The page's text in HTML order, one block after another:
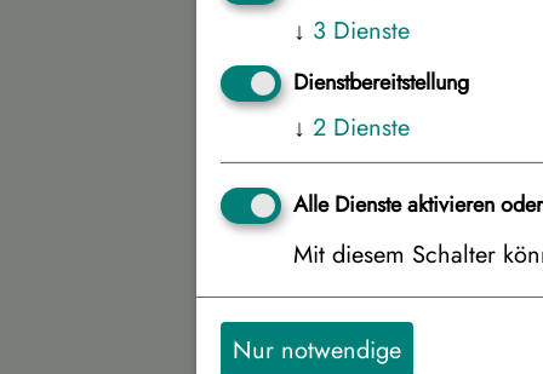
Frankfurt
Bitte wählen Sie
Zusatzleistung
↓ 3 Dienste
Dienstbereitstellung
↓ 2 Dienste
Alle Dienste aktivieren
Mit diesem Schalter
Nur notwendige